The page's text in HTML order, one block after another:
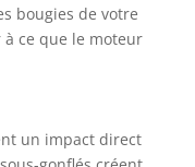
bougies de votre
ce que le moteur
un impact direct